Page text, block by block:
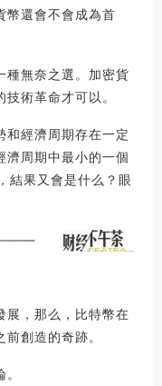
幣還會不會成為首
種無奈之選。加密貨
術革命才可以。
和經濟周期存在一定
濟周期中最小的一個
結果又會是什么？眼
展，那么，比特幣在
創造的奇跡。